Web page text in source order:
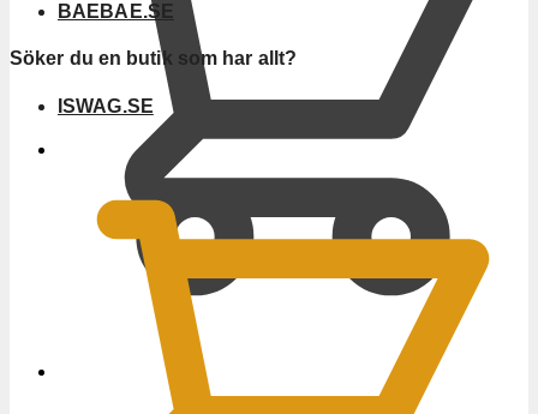
BAEBAE.SE
Söker du en butik som har allt?
ISWAG.SE